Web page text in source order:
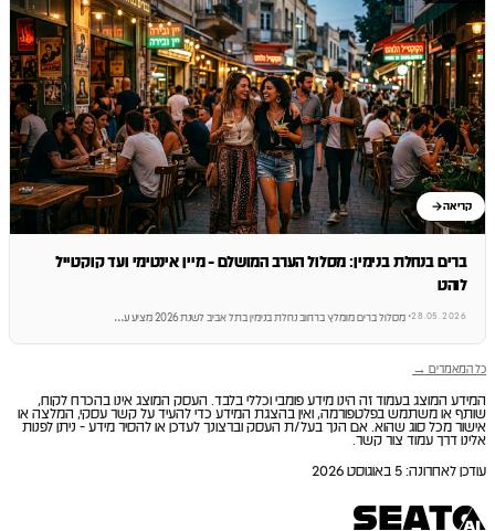
קריאה
ברים בנחלת בנימין: מסלול הערב המושלם - מיין אינטימי ועד קוקטייל
לוהט
28.05.2026
· מסלול ברים מומלץ ברחוב נחלת בנימין בתל אביב לשנת 2026 מציע ע …
כל המאמרים →
המידע המוצג בעמוד זה הינו מידע פומבי וכללי בלבד. העסק המוצג אינו בהכרח לקוח,
שותף או משתמש בפלטפורמה, ואין בהצגת המידע כדי להעיד על קשר עסקי, המלצה או
אישור מכל סוג שהוא. אם הנך בעל/ת העסק וברצונך לעדכן או להסיר מידע - ניתן לפנות
אלינו דרך עמוד צור קשר.
עודכן לאחרונה: 5 באוגוסט 2026